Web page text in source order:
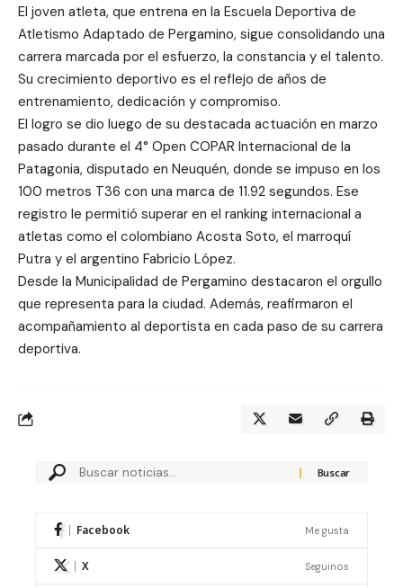
El joven atleta, que entrena en la Escuela Deportiva de
Atletismo Adaptado de Pergamino, sigue consolidando una
carrera marcada por el esfuerzo, la constancia y el talento.
Su crecimiento deportivo es el reflejo de años de
entrenamiento, dedicación y compromiso.
El logro se dio luego de su destacada actuación en marzo
pasado durante el 4° Open COPAR Internacional de la
Patagonia, disputado en Neuquén, donde se impuso en los
100 metros T36 con una marca de 11.92 segundos. Ese
registro le permitió superar en el ranking internacional a
atletas como el colombiano Acosta Soto, el marroquí
Putra y el argentino Fabricio López.
Desde la Municipalidad de Pergamino destacaron el orgullo
que representa para la ciudad. Además, reafirmaron el
acompañamiento al deportista en cada paso de su carrera
deportiva.
Facebook Me gusta
X Seguinos